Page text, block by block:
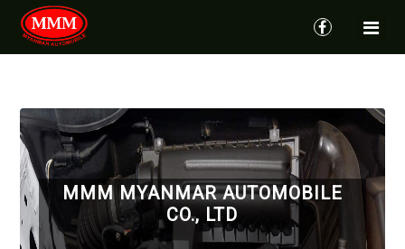
MMM MYANMAR AUTOMOBILE
CO., LTD
MMM MYANMAR AUTOMOBILE
CO., LTD
MMM MYANMAR AUTOMOBILE
CO., LTD HH